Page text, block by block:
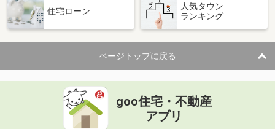
住宅ローン
人気タウン
ランキング
ページトップに戻る
goo住宅・不動産
アプリ